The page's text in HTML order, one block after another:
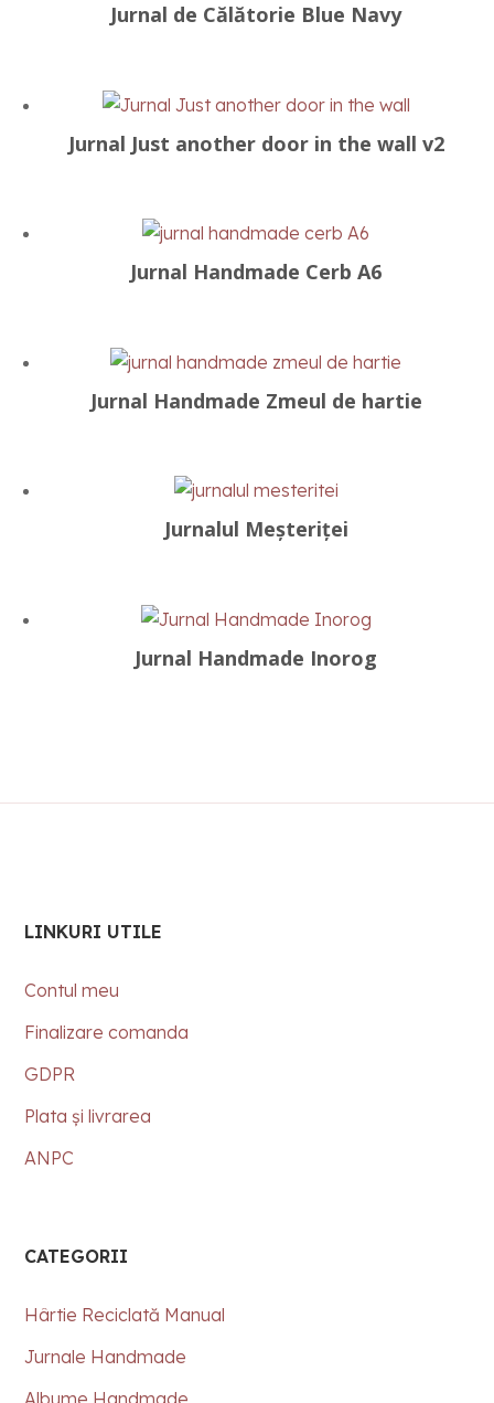
Jurnal de Călătorie Blue Navy
Jurnal Just another door in the wall v2
Jurnal Handmade Cerb A6
Jurnal Handmade Zmeul de hartie
Jurnalul Meșteriței
Jurnal Handmade Inorog
LINKURI UTILE
Contul meu
Finalizare comanda
GDPR
Plata și livrarea
ANPC
CATEGORII
Hârtie Reciclată Manual
Jurnale Handmade